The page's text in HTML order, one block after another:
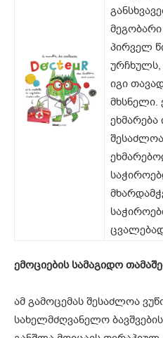
პირველ
ურჩხულს,
იგი
მხსნელი.
ეხმარება
ემოციების სამაგიდო
ამ გამოცემას შესაძლოა
სახელმძღვანელო